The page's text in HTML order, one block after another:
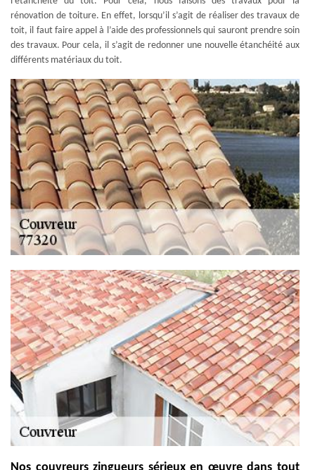
rénovation de toiture. En effet, lorsqu’il s’agit de réaliser des travaux de
toit, il faut faire appel à l’aide des professionnels qui sauront prendre soin
des travaux. Pour cela, il s’agit de redonner une nouvelle étanchéité aux
différents matériaux du toit.